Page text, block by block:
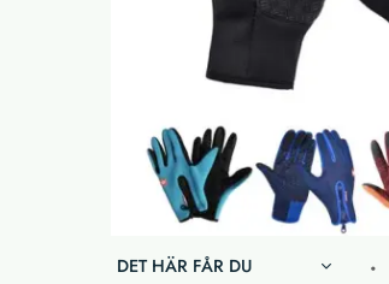
DET HÄR FÅR DU